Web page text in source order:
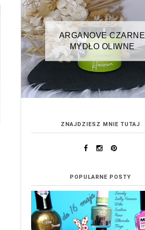
ARGANOVE CZARNE
MYDŁO OLIWNE
ZNAJDZIESZ MNIE TUTAJ
POPULARNE POSTY